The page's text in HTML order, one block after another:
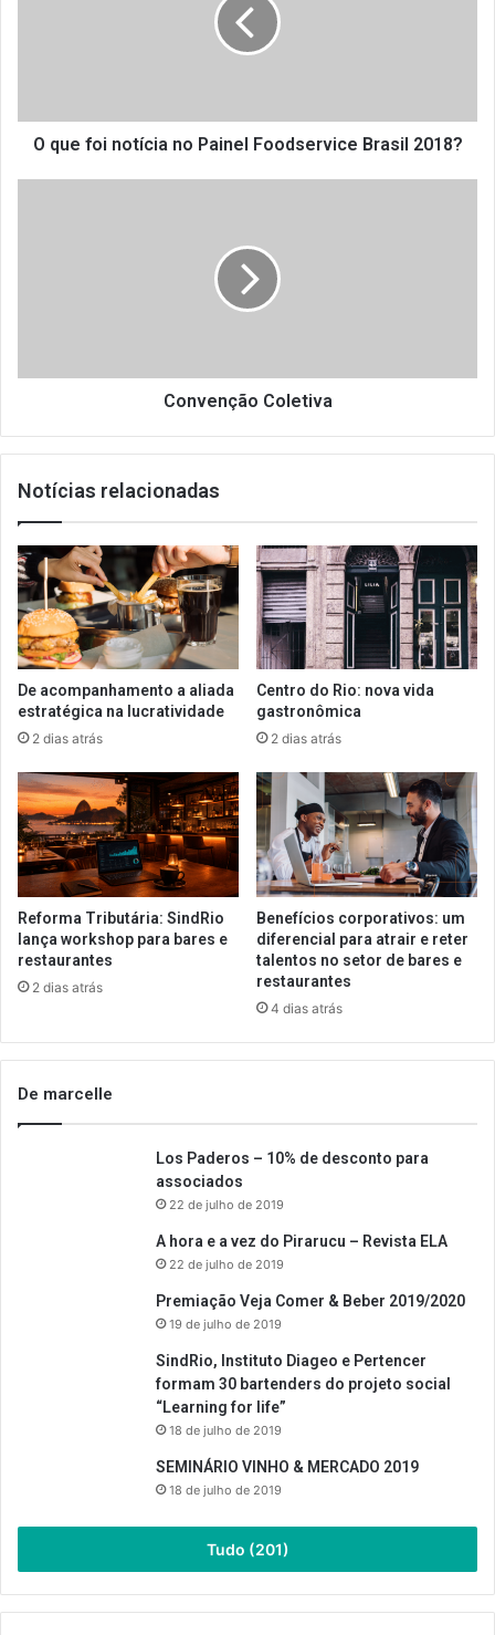
2018?
O que foi notícia no Painel Foodservice Brasil 2018?
Convenção Coletiva
Notícias relacionadas
De acompanhamento a aliada
estratégica na lucratividade
2 dias atrás
Centro do Rio: nova vida
gastronômica
2 dias atrás
Reforma Tributária: SindRio
lança workshop para bares e
restaurantes
2 dias atrás
Benefícios corporativos: um
diferencial para atrair e reter
talentos no setor de bares e
restaurantes
4 dias atrás
De marcelle
Los Paderos – 10% de desconto para
associados
22 de julho de 2019
A hora e a vez do Pirarucu – Revista ELA
22 de julho de 2019
Premiação Veja Comer & Beber 2019/2020
19 de julho de 2019
SindRio, Instituto Diageo e Pertencer
formam 30 bartenders do projeto social
“Learning for life”
18 de julho de 2019
SEMINÁRIO VINHO & MERCADO 2019
18 de julho de 2019
Tudo (201)